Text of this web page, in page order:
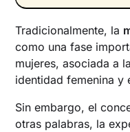
Desafiar el
ejemplos
Tendencias
mujeres que
Tradicionalmente, la
como una fase
mujeres, asociada a
identidad femenina y
Sin embargo, el
otras palabras, la